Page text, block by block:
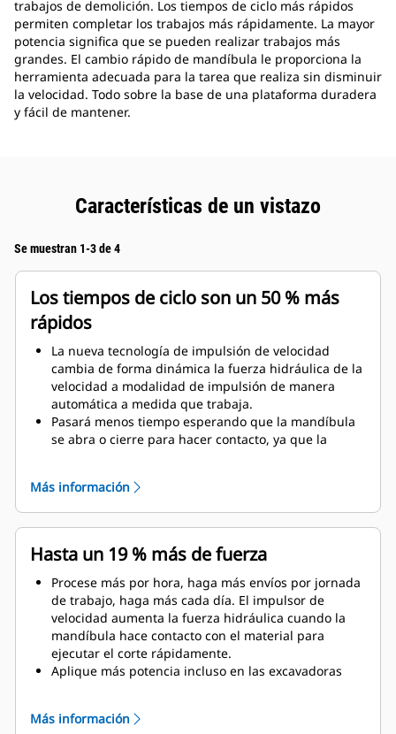
trabajos de demolición. Los tiempos de ciclo más rápidos
permiten completar los trabajos más rápidamente. La mayor
potencia significa que se pueden realizar trabajos más
grandes. El cambio rápido de mandíbula le proporciona la
herramienta adecuada para la tarea que realiza sin disminuir
la velocidad. Todo sobre la base de una plataforma duradera
y fácil de mantener.
Características de un vistazo
Se muestran 1-3 de 4
Los tiempos de ciclo son un 50 % más
rápidos
La nueva tecnología de impulsión de velocidad
cambia de forma dinámica la fuerza hidráulica de la
velocidad a modalidad de impulsión de manera
automática a medida que trabaja.
Pasará menos tiempo esperando que la mandíbula
se abra o cierre para hacer contacto, ya que la
Se aplica la máxima fuerza de corte o aplastamiento
tan pronto como la mandíbula hace contacto con el
material.
Más información
Hasta un 19 % más de fuerza
Procese más por hora, haga más envíos por jornada
de trabajo, haga más cada día. El impulsor de
velocidad aumenta la fuerza hidráulica cuando la
mandíbula hace contacto con el material para
ejecutar el corte rápidamente.
Aplique más potencia incluso en las excavadoras
máquina.
Más información